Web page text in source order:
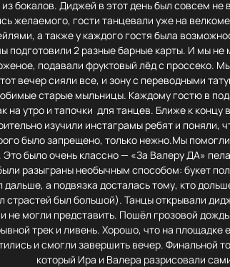
из бокалов. Диджей в этот день был совсем
желаемого, гости танцевали уже на
а также у каждого гостя была
подготовили 2 разные барные карты. И мы не
подавали фруктовый лёд с проссеко.
вечер сияли все, и зону с переводными
старые мыльницы. Каждому гостю в
на утро и тапочки для танцев. Ближе к концу
изучили инстаграмы ребят и поняли,
было запрещено, только нежно.Мы
было очень классно — «За Валеру ДА»
разыграны необычным способом: букет
дальше, а подвязка досталась тому, кто
страстей был большой). Танцы открывали
не могли представить. Пошёл грозовой
трек и ливень. Хорошо, что на площадке
и смогли завершить вечер. Финальной
который Ира и Валера разрисовали